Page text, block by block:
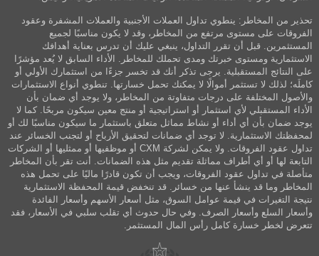
تحذير من المخاطر: ينطوي تداول العملات الأجنبية والعملات المشفرة وعقود
الفروقات على مستوى مرتفع من المخاطر، وقد لا يكون مناسبًا لجميع
المستثمرين. قبل أن تقرر التداول، ينبغي عليك أن تدرس بعناية أهدافك
الاستثمارية ومستوى خبرتك ومدى تحملك للمخاطر. الأداء السابق لا يُعد مؤشرًا
على النتائج المستقبلية. يرجى تذكر أنك قد تخسر جزءًا من استثمارك الأولي أو
كاملَه؛ لذلك لا تستثمر أموالًا لا يمكنك تحمل خسارتها. تنطوي أنواع الاستثمارات
والأصول المختلفة على درجات متفاوتة من المخاطر، ولا يوجد أي ضمان بأن
الأداء المستقبلي لأي استثمار أو استراتيجية أو منتج معين سيكون مربحًا. كما لا
يوجد ضمان بأن أي أداء أو نشاط مماثل متعلق باستثمار ما سيكون مناسبًا لك أو
لمحفظتك الاستثمارية. لا توجد أي ضمانات لتحقيق الأرباح أو لتجنب الخسائر عند
تداول عقود الفروقات. ولا يمكن لشركة CXM أو موظفيها أو ممثليها أو الشركات
التابعة لها أو أي أطراف مماثلة تقديم مثل هذه الضمانات. أنت تقر بأن المخاطر
متأصلة في تداول عقود الفروقات، ويجب أن تكون قادرًا ماليًا على تحمل هذه
المخاطر وما قد ينشأ عنها من خسائر. قد تنخفض قيمة المحفظة الاستثمارية
نتيجة التغيرات في قيمة عوامل السوق، مثل أسعار الأسهم وأسعار الفائدة
وأسعار السلع وأسعار الصرف. وفي حال حدوث أي تقلب سلبي في الأسعار، فقد
تتعرض لخطر خسارة كامل رأس المال المستثمر.